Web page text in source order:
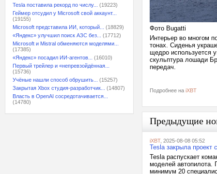
Tesla поставила рекорд по числу...
(19223)
Геймер отсудил у Microsoft свой аккаунт...
(19155)
Microsoft представила ИИ, который...
(18829)
«Яндекс» улучшил поиск АЗС без...
(17712)
Microsoft и Mistral обменяются моделями...
(17385)
«Яндекс» посадил ИИ-агентов...
(16010)
Первый трейлер и «непревзойдённая...
(15736)
Учёные нашли способ обрушить...
(15257)
Закрытая Xbox студия-разработчик...
(14807)
Власть в OpenAI сосредотачивается...
(14780)
Фото Bugatti
Интерьер во многом
тонах. Сиденья
щедро используется
скульптура лошади
передач.
Подробнее на iXBT
Предыдущие
iXBT, 2025-08-08 05:52
Tesla закрыла проект
Tesla распускает
моделей автопилота.
минимум 20